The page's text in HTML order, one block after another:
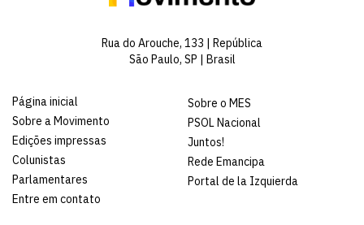
Rua do Arouche, 133 | República
São Paulo, SP | Brasil
Página inicial
Sobre a Movimento
Edições impressas
Colunistas
Parlamentares
Entre em contato
Sobre o MES
PSOL Nacional
Juntos!
Rede Emancipa
Portal de la Izquierda